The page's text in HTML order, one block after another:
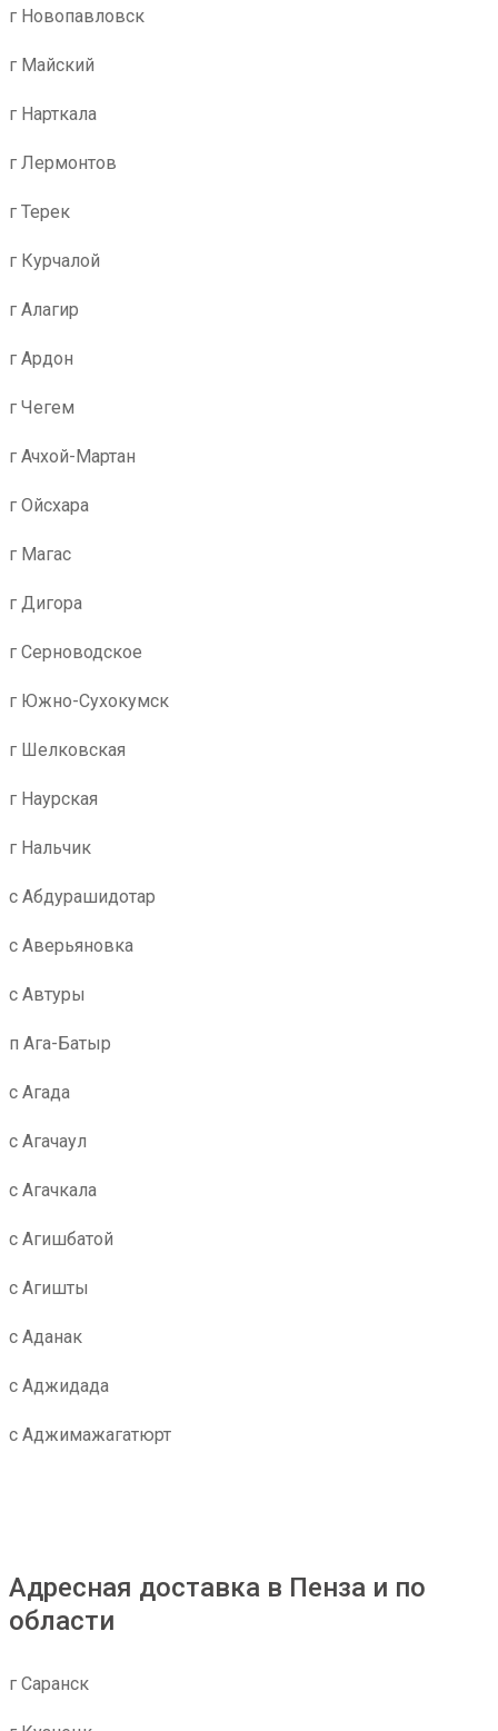
г Новопавловск
г Майский
г Нарткала
г Лермонтов
г Терек
г Курчалой
г Алагир
г Ардон
г Чегем
г Ачхой-Мартан
г Ойсхара
г Магас
г Дигора
г Серноводское
г Южно-Сухокумск
г Шелковская
г Наурская
г Нальчик
с Абдурашидотар
с Аверьяновка
с Автуры
п Ага-Батыр
с Агада
с Агачаул
с Агачкала
с Агишбатой
с Агишты
с Аданак
с Аджидада
с Аджимажагатюрт
Адресная доставка в Пенза и по
области
г Саранск